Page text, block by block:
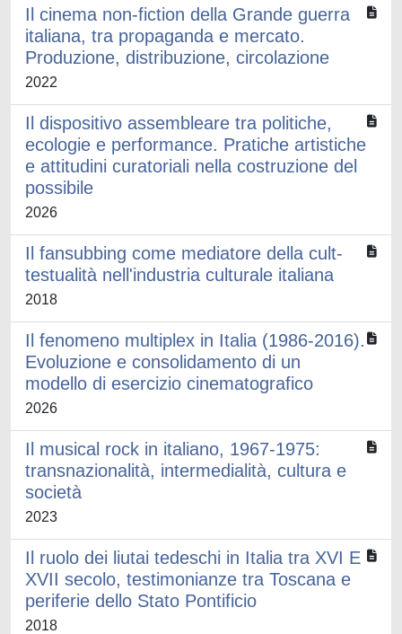
Il cinema non-fiction della Grande guerra
italiana, tra propaganda e mercato.
Produzione, distribuzione, circolazione
2022
Il dispositivo assembleare tra politiche,
ecologie e performance. Pratiche artistiche
e attitudini curatoriali nella costruzione del
possibile
2026
Il fansubbing come mediatore della cult-
testualità nell'industria culturale italiana
2018
Il fenomeno multiplex in Italia (1986-2016).
Evoluzione e consolidamento di un
modello di esercizio cinematografico
2026
Il musical rock in italiano, 1967-1975:
transnazionalità, intermedialità, cultura e
società
2023
Il ruolo dei liutai tedeschi in Italia tra XVI E
XVII secolo, testimonianze tra Toscana e
periferie dello Stato Pontificio
2018